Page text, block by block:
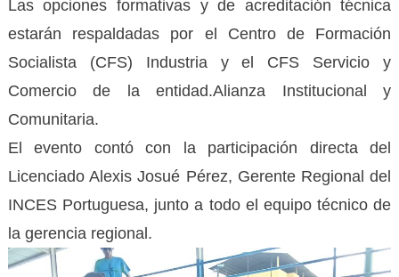
Las opciones formativas y de acreditación técnica
estarán respaldadas por el Centro de Formación
Socialista (CFS) Industria y el CFS Servicio y
Comercio de la entidad.Alianza Institucional y
Comunitaria.
El evento contó con la participación directa del
Licenciado Alexis Josué Pérez, Gerente Regional del
INCES Portuguesa, junto a todo el equipo técnico de
la gerencia regional.